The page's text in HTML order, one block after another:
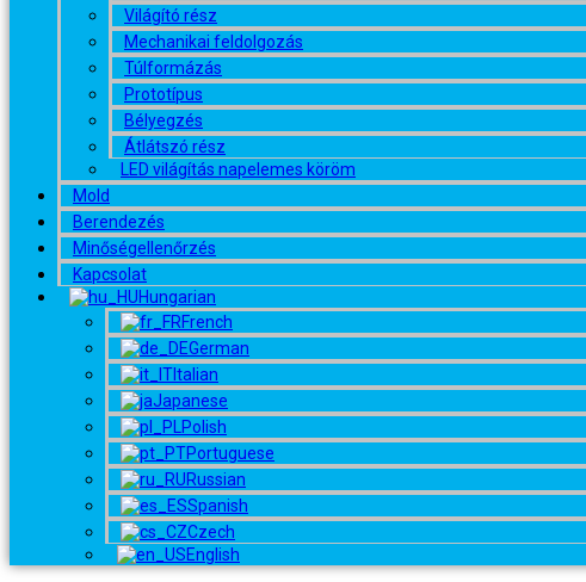
Világító rész
Mechanikai feldolgozás
Túlformázás
Prototípus
Bélyegzés
Átlátszó rész
LED világítás napelemes köröm
Mold
Berendezés
Minőségellenőrzés
Kapcsolat
Hungarian
French
German
Italian
Japanese
Polish
Portuguese
Russian
Spanish
Czech
English